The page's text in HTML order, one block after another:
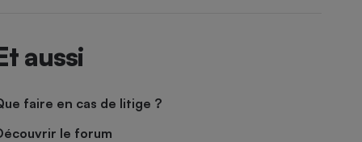
aussi
faire en cas de litige ?
le forum